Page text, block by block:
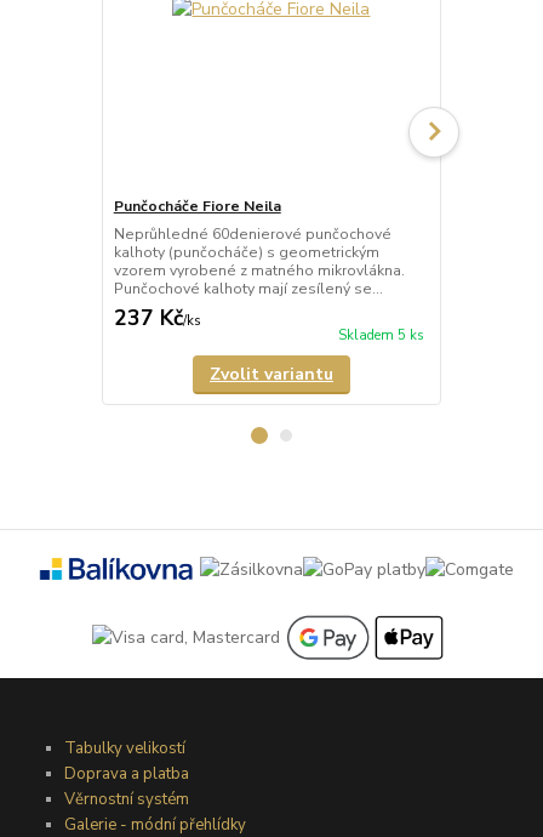
Punčocháče Fiore Neila
Neprůhledné 60denierové punčochové
kalhoty (punčocháče) s geometrickým
vzorem vyrobené z matného mikrovlákna.
Punčochové kalhoty mají zesílený se...
237 Kč/ks
Skladem 5 ks
Zvolit variantu
Tabulky velikostí
Doprava a platba
Věrnostní systém
Galerie - módní přehlídky